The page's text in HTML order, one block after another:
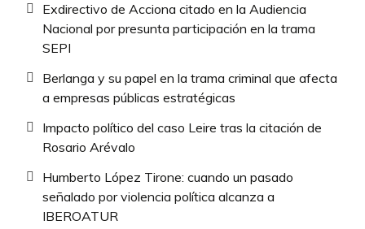
Exdirectivo de Acciona citado en la Audiencia
Nacional por presunta participación en la trama
SEPI
Berlanga y su papel en la trama criminal que afecta
a empresas públicas estratégicas
Impacto político del caso Leire tras la citación de
Rosario Arévalo
Humberto López Tirone: cuando un pasado
señalado por violencia política alcanza a
IBEROATUR